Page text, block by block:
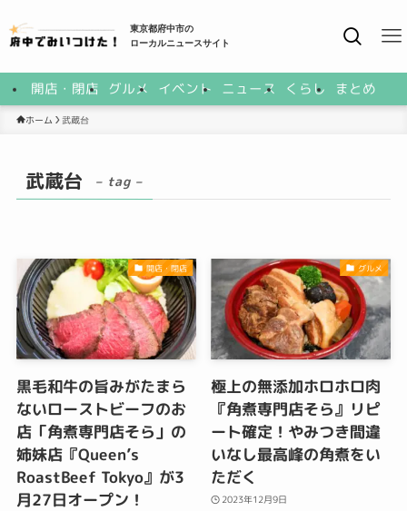
東京都府中市の
ローカルニュースサイト
開店・閉店 グルメ イベント ニュース くらし まとめ
ホーム 武蔵台
武蔵台 – tag –
開店・閉店
黒毛和牛の旨みがたまら
ないローストビーフのお
店「角煮専門店そら」の
姉妹店『Queen’s
RoastBeef Tokyo』が3
月27日オープン！
グルメ
極上の無添加ホロホロ肉
『角煮専門店そら』リピ
ート確定！やみつき間違
いなし最高峰の角煮をい
ただく
2023年12月9日